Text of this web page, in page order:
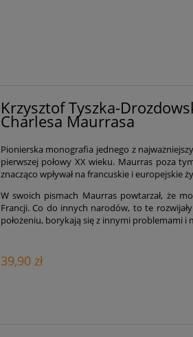
Krzysztof Tyszka-
Charlesa Maurrasa
Pionierska monografia jednego z
pierwszej połowy XX wieku. Maurras poza
znacząco wpływał na francuskie i europejskie
W swoich pismach Maurras powtarzał, że
Francji. Co do innych narodów, to te
położeniu, borykają się z innymi problemami i
39,90 zł